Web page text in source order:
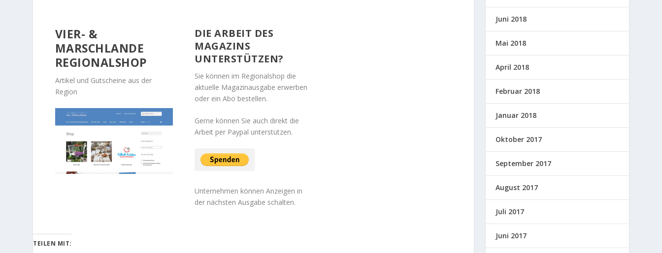
VIER- &
MARSCHLANDE
REGIONALSHOP
Artikel und Gutscheine aus der
Region
DIE ARBEIT DES
MAGAZINS
UNTERSTÜTZEN?
Sie können im Regionalshop die
aktuelle Magazinausgabe erwerben
oder ein Abo bestellen.
Gerne können Sie auch direkt die
Arbeit per Paypal unterstützen.
Unternehmen können Anzeigen in
der nächsten Ausgabe schalten.
TEILEN MIT:
Juni 2018
Mai 2018
April 2018
Februar 2018
Januar 2018
Oktober 2017
September 2017
August 2017
Juli 2017
Juni 2017